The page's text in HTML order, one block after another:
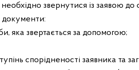
звернутися із заявою до
документи:
яка звертається за допомогою;
спорідненості заявника та